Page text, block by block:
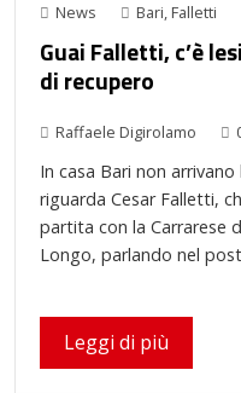
News Bari, Falletti
Guai Falletti, c’è
di recupero
Raffaele Digirolamo
In casa Bari non
riguarda Cesar Falletti,
partita con la Carrarese
Longo, parlando nel
Leggi di più